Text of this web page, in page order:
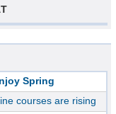
Spring
courses are rising